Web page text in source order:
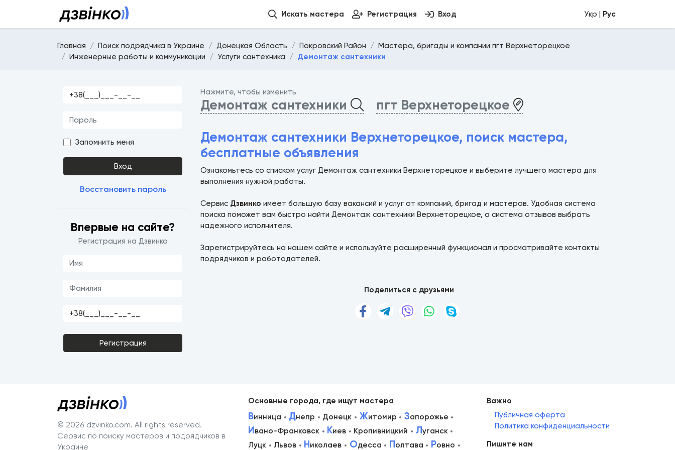
Искать мастера Регистрация Вход Укр | Рус
Главная Поиск подрядчика в Украине Донецкая Область Покровский Район
Мастера, бригады и компании пгт Верхнеторецкое
Инженерные работы и коммуникации
Услуги сантехника Демонтаж сантехники
Запомнить меня
Вход
Восстановить пароль
Впервые на сайте?
Регистрация на Дзвинко
Регистрация
Нажмите, чтобы изменить
Демонтаж сантехники пгт Верхнеторецкое
Демонтаж сантехники Верхнеторецкое, поиск мастера,
бесплатные объявления
Ознакомьтесь со списком услуг Демонтаж сантехники Верхнеторецкое и выберите лучшего мастера для
выполнения нужной работы.
Сервис Дзвинко имеет большую базу вакансий и услуг от компаний, бригад и мастеров. Удобная система
поиска поможет вам быстро найти Демонтаж сантехники Верхнеторецкое, а система отзывов выбрать
надежного исполнителя.
Зарегистрируйтесь на нашем сайте и используйте расширенный функционал и просматривайте контакты
подрядчиков и работодателей.
Поделиться с друзьями
© 2026 dzvinko.com. All rights reserved.
Сервис по поиску мастеров и подрядчиков в
Украине
Основные города, где ищут мастера
Винница Днепр Донецк Житомир Запорожье
Ивано-Франковск Киев Кропивницкий Луганск
Луцк
Львов Николаев Одесса Полтава Ровно
Важно
Публичная оферта
Политика конфиденциальности
Пишите нам